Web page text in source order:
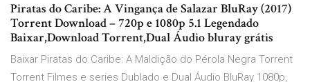
Piratas do Caribe: A Vingança de Salazar BluRay (2017)
Torrent Download – 720p e 1080p 5.1 Legendado
Baixar,Download Torrent,Dual Áudio bluray grátis
Baixar Piratas do Caribe: A Maldição do Pérola Negra Torrent
Torrent Filmes e series Dublado e Dual Áudio BluRay 1080p,